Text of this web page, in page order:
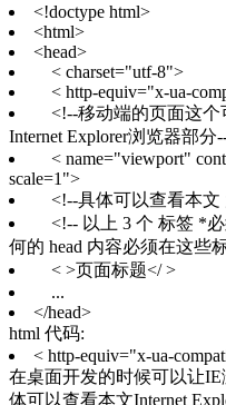
<!doctype html>
<html>
<head>
< charset="utf-8">
< http-equiv="x-ua-
<!--移动端的页面这个
Internet Explorer浏览器部分
< name="viewport"
scale=1">
<!--具体可以查看本文
<!-- 以上 3 个 标签 *必
何的 head 内容必须在这些
< >页面标题</ >
...
</head>
html 代码:
< http-equiv="x-ua-
在桌面开发的时候可以让
体可以查看本文Internet